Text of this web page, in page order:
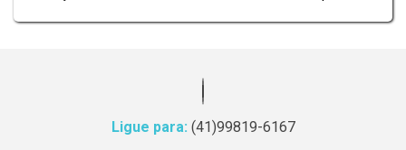
Ligue para: (41)99819-6167